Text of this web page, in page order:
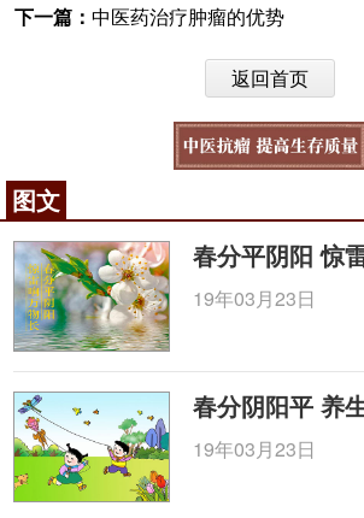
下一篇： 中医药治疗肿瘤的优势
返回首页
图文
春分平阴阳 惊
19年03月23日
春分阴阳平 养
19年03月23日